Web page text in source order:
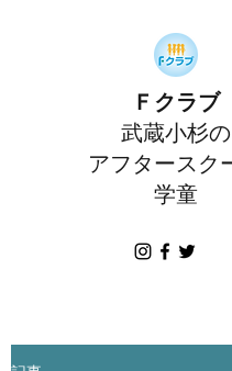
Ｆクラブ
武蔵小杉の
アフタースク
学童